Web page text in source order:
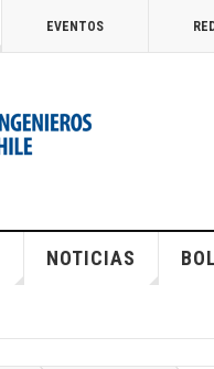
EVENTOS
NOTICIAS